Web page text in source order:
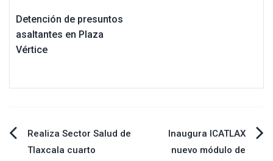
Detención de presuntos
asaltantes en Plaza
Vértice
Navegación
Realiza Sector Salud de
Tlaxcala cuarto
Inaugura ICATLAX
nuevo módulo de